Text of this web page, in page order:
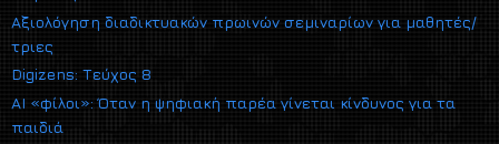
Αξιολόγηση διαδικτυακών πρωινών σεμιναρίων για μαθητές/
τριες
Digizens: Τεύχος 8
AI «φίλοι»: Όταν η ψηφιακή παρέα γίνεται κίνδυνος για τα
παιδιά